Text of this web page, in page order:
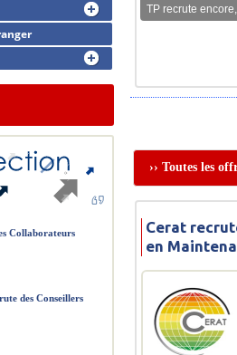
TP recrute
›› Toutes les
Cerat
en
Collaborateurs
des Conseillers